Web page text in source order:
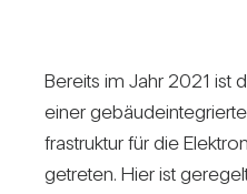
Bereits im Jahr 2021 ist
einer
fra­struktur für die
getreten. Hier ist